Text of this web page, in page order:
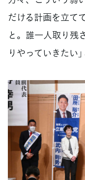
だける計画を立て
と。誰一人取り残
りやっていきたい